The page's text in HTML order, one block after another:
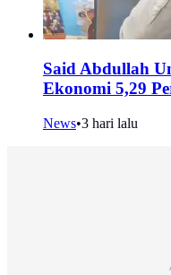
Said Abdullah
Ekonomi 5,29
News•3 hari lalu